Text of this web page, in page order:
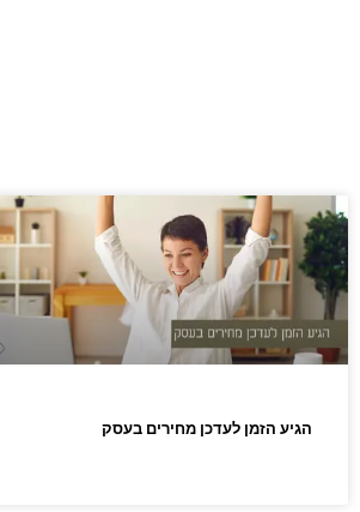
הגיע הזמן לעדכן מחירים בעסק